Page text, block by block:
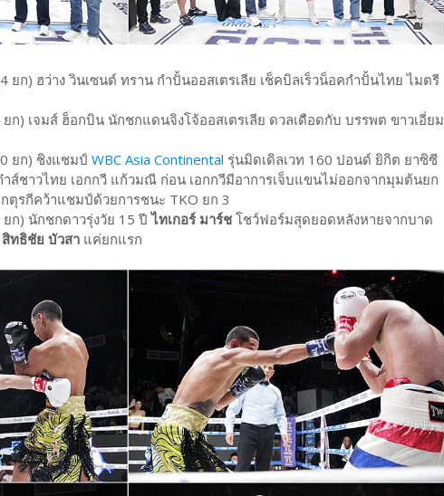
ก) ฮว่าง วินเซนต์ ทราน กำปั้นออสเตรเลีย เช็คบิลเร็วน็อคกำปั้นไทย ไมตรี
ก) เจมส์ ฮ็อกบิน นักชกแดนจิงโจ้ออสเตรเลีย ดวลเดือดกับ บรรพต ขาวเอี่ยม
ยก) ชิงแชมป์ WBC Asia Continental รุ่นมิดเดิลเวท 160 ปอนด์ ยิกิต ยาซิซี
ส์ชาวไทย เอกกวี แก้วมณี ก่อน เอกกวีมีอาการเจ็บแขนไม่ออกจากมุมต้นยก
ตุรกีคว้าแชมป์ด้วยการชนะ TKO ยก 3
ก) นักชกดาวรุ่งวัย 15 ปีไทเกอร์ มาร์ช โชว์ฟอร์มสุดยอดหลังหายจากบาด
สิทธิชัย บัวสา แค่ยกแรก